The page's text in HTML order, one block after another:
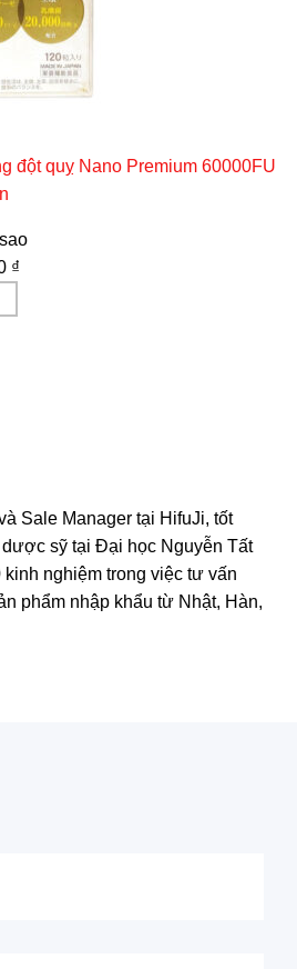
đột quỵ Nano Premium 60000FU
₫
Sale Manager tại HifuJi, tốt
sỹ tại Đại học Nguyễn Tất
nghiệm trong việc tư vấn
phẩm nhập khẩu từ Nhật, Hàn,